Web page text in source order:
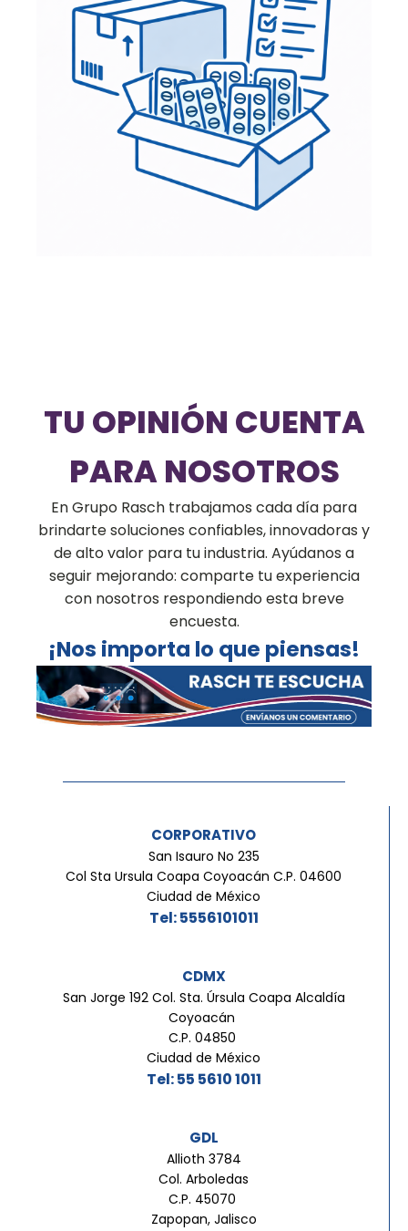
TU OPINIÓN CUENTA
PARA NOSOTROS
En Grupo Rasch trabajamos cada día para
brindarte soluciones confiables, innovadoras y
de alto valor para tu industria. Ayúdanos a
seguir mejorando: comparte tu experiencia
con nosotros respondiendo esta breve
encuesta.
¡Nos importa lo que piensas!
CORPORATIVO
San Isauro No 235
Col Sta Ursula Coapa Coyoacán C.P. 04600
Ciudad de México
Tel: 5556101011
CDMX
San Jorge 192 Col. Sta. Úrsula Coapa Alcaldía
Coyoacán
C.P. 04850
Ciudad de México
Tel: 55 5610 1011
GDL
Allioth 3784
Col. Arboledas
C.P. 45070
Zapopan, Jalisco